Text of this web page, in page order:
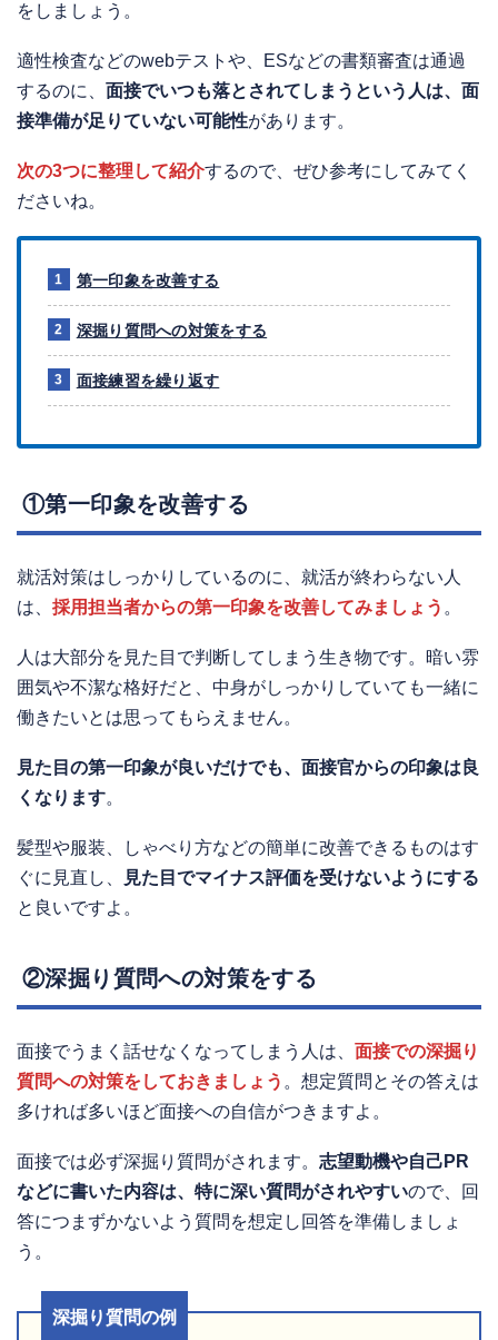
をしましょう。
適性検査などのwebテストや、ESなどの書類審査は通過
するのに、 面接でいつも落とされてしまうという人は、面
接準備が足りていない可能性があります。
次の3つに整理して紹介するので、ぜひ参考にしてみてく
ださいね。
第一印象を改善する
深掘り質問への対策をする
面接練習を繰り返す
①第一印象を改善する
就活対策はしっかりしているのに、就活が終わらない人
は、 採用担当者からの第一印象を改善してみましょう 。
人は大部分を見た目で判断してしまう生き物です。暗い雰
囲気や不潔な格好だと、中身がしっかりしていても一緒に
働きたいとは思ってもらえません。
見た目の第一印象が良いだけでも、面接官からの印象は良
くなります。
髪型や服装、しゃべり方などの簡単に改善できるものはす
ぐに見直し、
見た目でマイナス評価を受けないようにする
と良いですよ。
②深掘り質問への対策をする
面接でうまく話せなくなってしまう人は、 面接での深掘り
質問への対策をしておきましょう 。想定質問とその答えは
多ければ多いほど面接への自信がつきますよ。
面接では必ず深掘り質問がされます。 志望動機や自己PR
などに書いた内容は、特に深い質問がされやすいので、回
答につまずかないよう質問を想定し回答を準備しましょ
う。
深掘り質問の例